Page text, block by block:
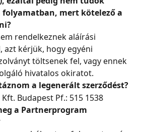
mert kötelező a
rendelkeznek aláírási
azt kérjük, hogy egyéni
töltsenek fel, vagy ennek
hivatalos okiratot.
a legenerált szerződést?
Budapest Pf.: 515 1538
a Partnerprogram